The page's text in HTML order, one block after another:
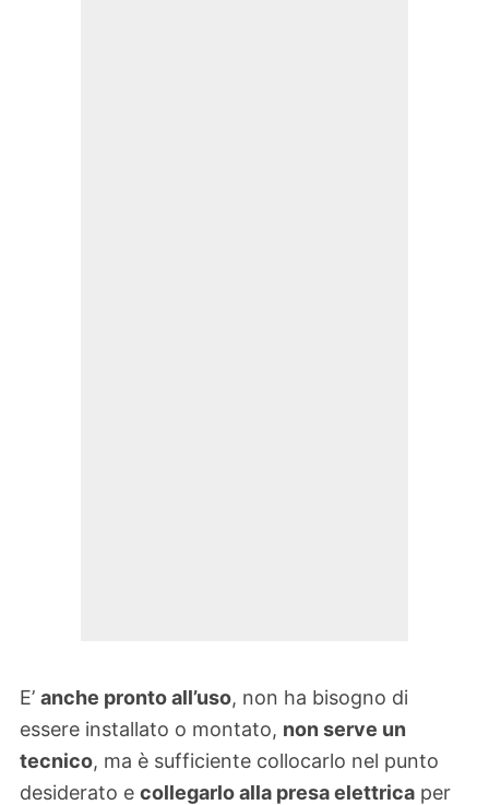
E’ anche pronto all’uso, non ha bisogno di
essere installato o montato, non serve un
tecnico, ma è sufficiente collocarlo nel punto
desiderato e collegarlo alla presa elettrica per